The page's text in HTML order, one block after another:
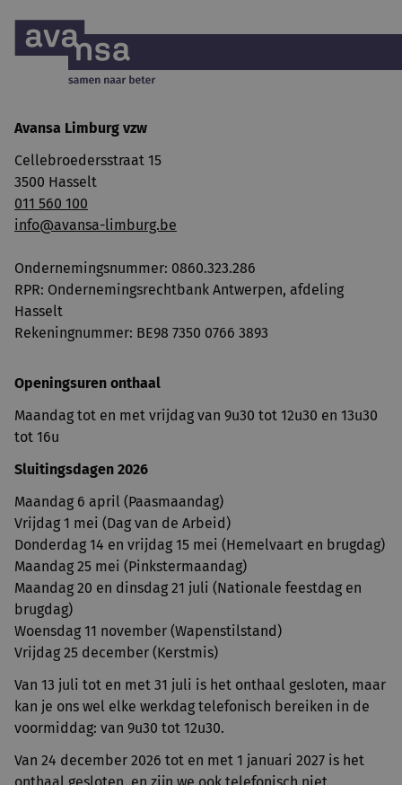
Avansa Limburg vzw
Cellebroedersstraat 15
3500 Hasselt
011 560 100
info@avansa-limburg.be
Ondernemingsnummer: ​0860.323.286
RPR: Ondernemingsrechtbank Antwerpen, afdeling
Hasselt
Rekeningnummer: BE98 7350 0766 3893
Openingsuren onthaal
Maandag tot en met vrijdag van 9u30 tot 12u30 en 13u30
tot 16u
Sluitingsdagen 2026
Maandag 6 april (Paasmaandag)
Vrijdag 1 mei (Dag van de Arbeid)
Donderdag 14 en vrijdag 15 mei (Hemelvaart en brugdag)
Maandag 25 mei (Pinkstermaandag)
Maandag 20 en dinsdag 21 juli (Nationale feestdag en
brugdag)
Woensdag 11 november (Wapenstilstand)
Vrijdag 25 december (Kerstmis)
Van 13 juli tot en met 31 juli is het onthaal gesloten, maar
kan je ons wel elke werkdag telefonisch bereiken in de
voormiddag: van 9u30 tot 12u30.
Van 24 december 2026 tot en met 1 januari 2027 is het